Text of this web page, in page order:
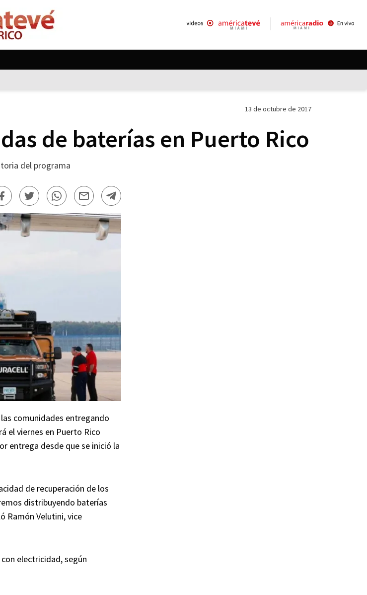
13 de octubre de 2017
de baterías en Puerto Rico
del programa
comunidades entregando
el viernes en Puerto Rico
entrega desde que se inició la
de recuperación de los
distribuyendo baterías
Ramón Velutini, vice
electricidad, según